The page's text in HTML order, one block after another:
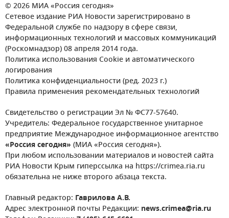
© 2026 МИА «Россия сегодня»
Сетевое издание РИА Новости зарегистрировано в
Федеральной службе по надзору в сфере связи,
информационных технологий и массовых коммуникаций
(Роскомнадзор) 08 апреля 2014 года.
Политика использования Cookie и автоматического
логирования
Политика конфиденциальности (ред. 2023 г.)
Правила применения рекомендательных технологий
Свидетельство о регистрации Эл № ФС77-57640.
Учредитель: Федеральное государственное унитарное
предприятие Международное информационное агентство
«Россия сегодня» (МИА «Россия сегодня»).
При любом использовании материалов и новостей сайта
РИА Новости Крым гиперссылка на https://crimea.ria.ru
обязательна не ниже второго абзаца текста.
Главный редактор: Гаврилова А.В.
Адрес электронной почты Редакции: news.crimea@ria.ru